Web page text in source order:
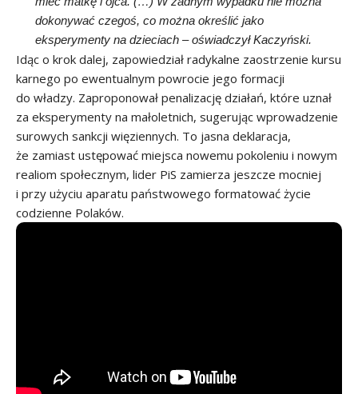
dokonywać czegoś, co można określić jako
eksperymenty na dzieciach – oświadczył Kaczyński.
Idąc o krok dalej, zapowiedział radykalne zaostrzenie kursu
karnego po ewentualnym powrocie jego formacji
do władzy. Zaproponował penalizację działań, które uznał
za eksperymenty na małoletnich, sugerując wprowadzenie
surowych sankcji więziennych. To jasna deklaracja,
że zamiast ustępować miejsca nowemu pokoleniu i nowym
realiom społecznym, lider PiS zamierza jeszcze mocniej
i przy użyciu aparatu państwowego formatować życie
codzienne Polaków.